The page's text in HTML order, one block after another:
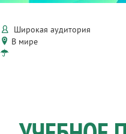
Широкая аудитория
В мире